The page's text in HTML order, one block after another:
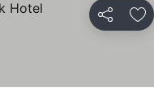
Compartir